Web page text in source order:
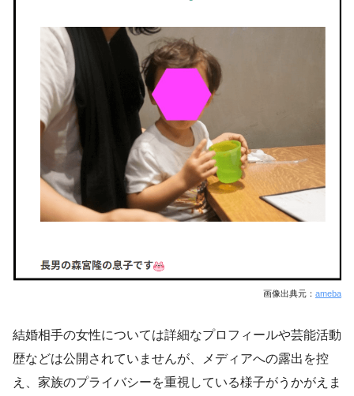
画像出典元： ameba
結婚相手の女性については詳細なプロフィールや芸能活動
歴などは公開されていませんが、メディアへの露出を控
え、家族のプライバシーを重視している様子がうかがえま